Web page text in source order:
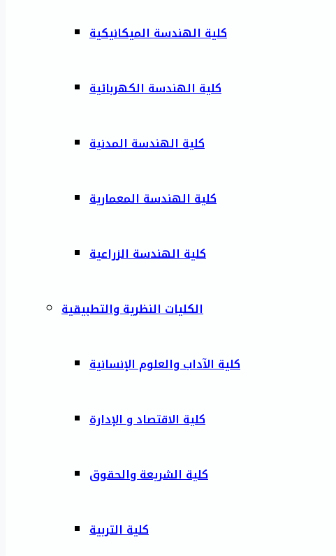
كلية الهندسة الميكانيكية
كلية الهندسة الكهربائية
كلية الهندسة المدنية
كلية الهندسة المعمارية
كلية الهندسة الزراعية
الكليات النظرية والتطبيقية
كلية الآداب والعلوم الإنسانية
كلية الاقتصاد و الإدارة
كلية الشريعة والحقوق
كلية التربية